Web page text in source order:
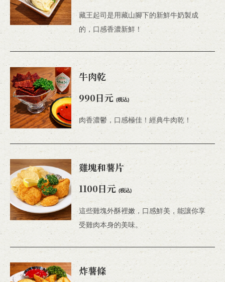
藏王起司是用藏山腳下的新鮮牛奶製成
的，口感香濃新鮮！
牛肉乾
990日元 (税込)
肉香濃鬱，口感極佳！經典牛肉乾！
雞塊和薯片
1100日元 (税込)
這些雞塊外酥裡嫩，口感鮮美，能讓你享
受雞肉本身的美味。
炸薯條